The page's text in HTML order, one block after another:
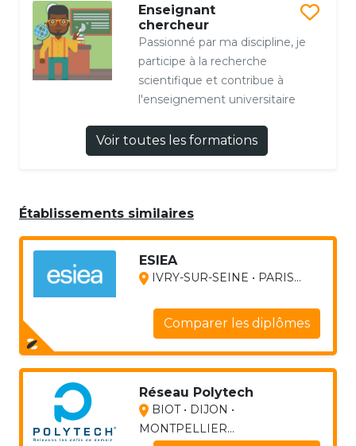
Enseignant
chercheur
Passionné par ma discipline, je
participe à la recherche
scientifique et contribue à
l'enseignement universitaire
Voir toutes les formations
Établissements similaires
ESIEA
IVRY-SUR-SEINE • PARIS...
Comparer les diplômes
Réseau Polytech
BIOT • DIJON •
MONTPELLIER...